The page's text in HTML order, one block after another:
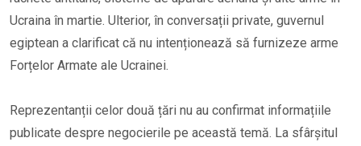
Ucraina în martie. Ulterior, în conversații private, guvernul
egiptean a clarificat că nu intenționează să furnizeze arme
Forțelor Armate ale Ucrainei.
Reprezentanții celor două țări nu au confirmat informațiile
publicate despre negocierile pe această temă. La sfârșitul